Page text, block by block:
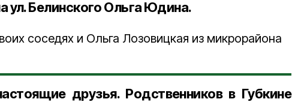
ул. Белинского Ольга Юдина.
соседях и Ольга Лозовицкая из микрорайона
друзья. Родственников в Губкине